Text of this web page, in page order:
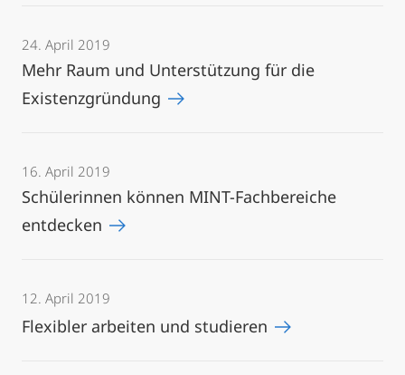
24. April 2019
Mehr Raum und Unterstützung für die
Existenzgründung
16. April 2019
Schülerinnen können MINT-Fachbereiche
entdecken
12. April 2019
Flexibler arbeiten und studieren